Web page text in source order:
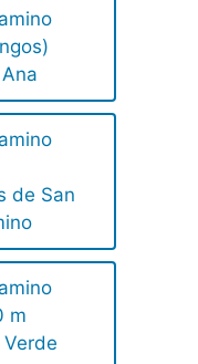
de San
m